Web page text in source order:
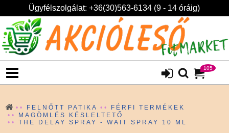
Ügyfélszolgálat: +36(30)563-6134 (9 - 14 óráig)
105
FELNŐTT PATIKA
FÉRFI TERMÉKEK
MAGÖMLÉS KÉSLELTETŐ
THE DELAY SPRAY - WAIT SPRAY 10 ML